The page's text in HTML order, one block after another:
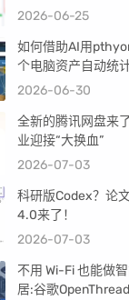
2026-06-25
如何借助AI用
个电脑资产自动统
2026-06-30
全新的腾讯网盘来
业迎接“大换血”
2026-07-03
科研版Codex？论
4.0来了！
2026-07-03
不用 Wi-Fi 也能做
居:谷歌